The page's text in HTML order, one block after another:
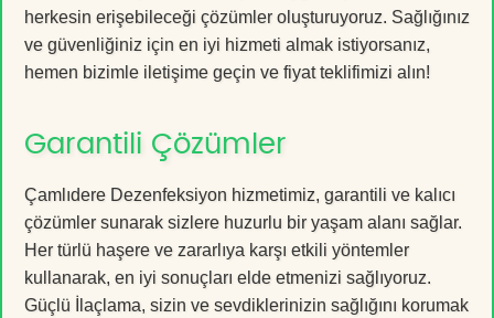
herkesin erişebileceği çözümler oluşturuyoruz. Sağlığınız
ve güvenliğiniz için en iyi hizmeti almak istiyorsanız,
hemen bizimle iletişime geçin ve fiyat teklifimizi alın!
Garantili Çözümler
Çamlıdere Dezenfeksiyon hizmetimiz, garantili ve kalıcı
çözümler sunarak sizlere huzurlu bir yaşam alanı sağlar.
Her türlü haşere ve zararlıya karşı etkili yöntemler
kullanarak, en iyi sonuçları elde etmenizi sağlıyoruz.
Güçlü İlaçlama, sizin ve sevdiklerinizin sağlığını korumak